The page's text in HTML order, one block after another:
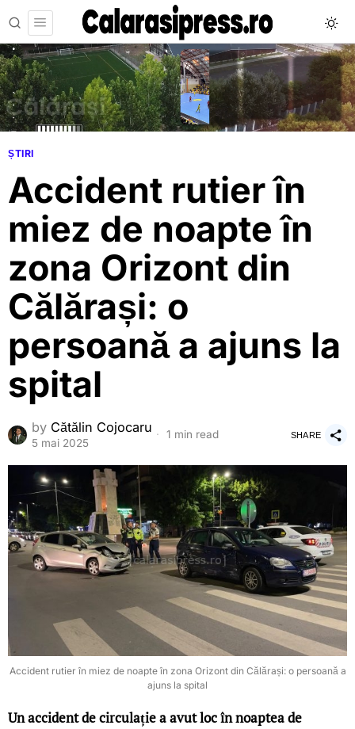
ȘTIRI
Accident rutier în
miez de noapte în
zona Orizont din
Călărași: o
persoană a ajuns la
spital
by Cătălin Cojocaru
5 mai 2025
1 min read SHARE
Accident rutier în miez de noapte în zona Orizont din Călărași: o persoană a
ajuns la spital
Un accident de circulație a avut loc în noaptea de